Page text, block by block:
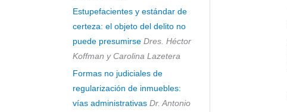
Estupefacientes y estándar de
certeza: el objeto del delito no
puede presumirse Dres. Héctor
Koffman y Carolina Lazetera
Formas no judiciales de
regularización de inmuebles:
vías administrativas Dr. Antonio